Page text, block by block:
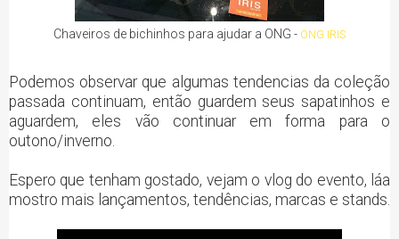
Chaveiros de bichinhos para ajudar a ONG - ONG IRIS
Podemos observar que algumas tendencias da coleção
passada continuam, então guardem seus sapatinhos e
aguardem, eles vão continuar em forma para o
outono/inverno.
Espero que tenham gostado, vejam o vlog do evento, láa
mostro mais lançamentos, tendências, marcas e stands.